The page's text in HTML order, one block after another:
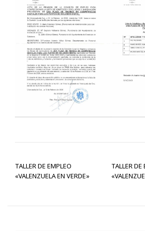
TALLER DE EMPLEO
«VALENZUELA EN VERDE»
TALLER DE